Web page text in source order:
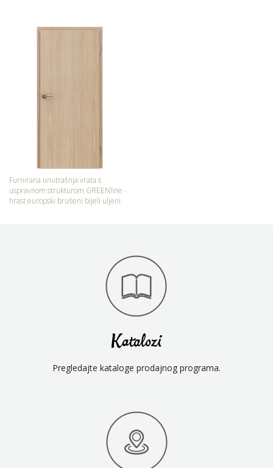
Furnirana unutrašnja vrata s
uspravnom strukturom GREENline -
hrast europski brušeni bijeli uljeni
Katalozi
Pregledajte kataloge prodajnog programa.